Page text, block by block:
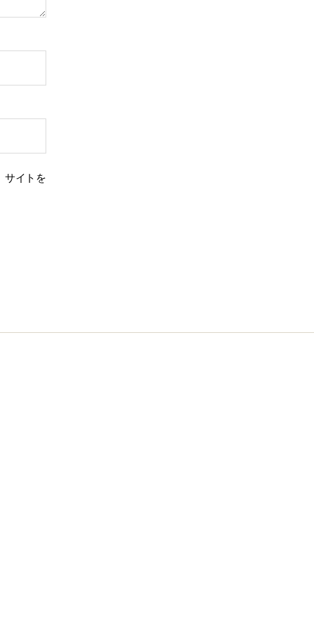
サイトを